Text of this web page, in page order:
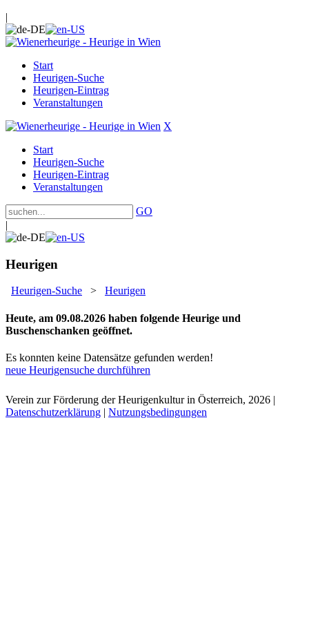
|
Start
Heurigen-Suche
Heurigen-Eintrag
Veranstaltungen
X
Start
Heurigen-Suche
Heurigen-Eintrag
Veranstaltungen
GO
|
Heurigen
Heurigen-Suche > Heurigen
Heute, am 09.08.2026 haben folgende Heurige und
Buschenschanken geöffnet.
Es konnten keine Datensätze gefunden werden!
neue Heurigensuche durchführen
Verein zur Förderung der Heurigenkultur in Österreich, 2026 |
Datenschutzerklärung | Nutzungsbedingungen